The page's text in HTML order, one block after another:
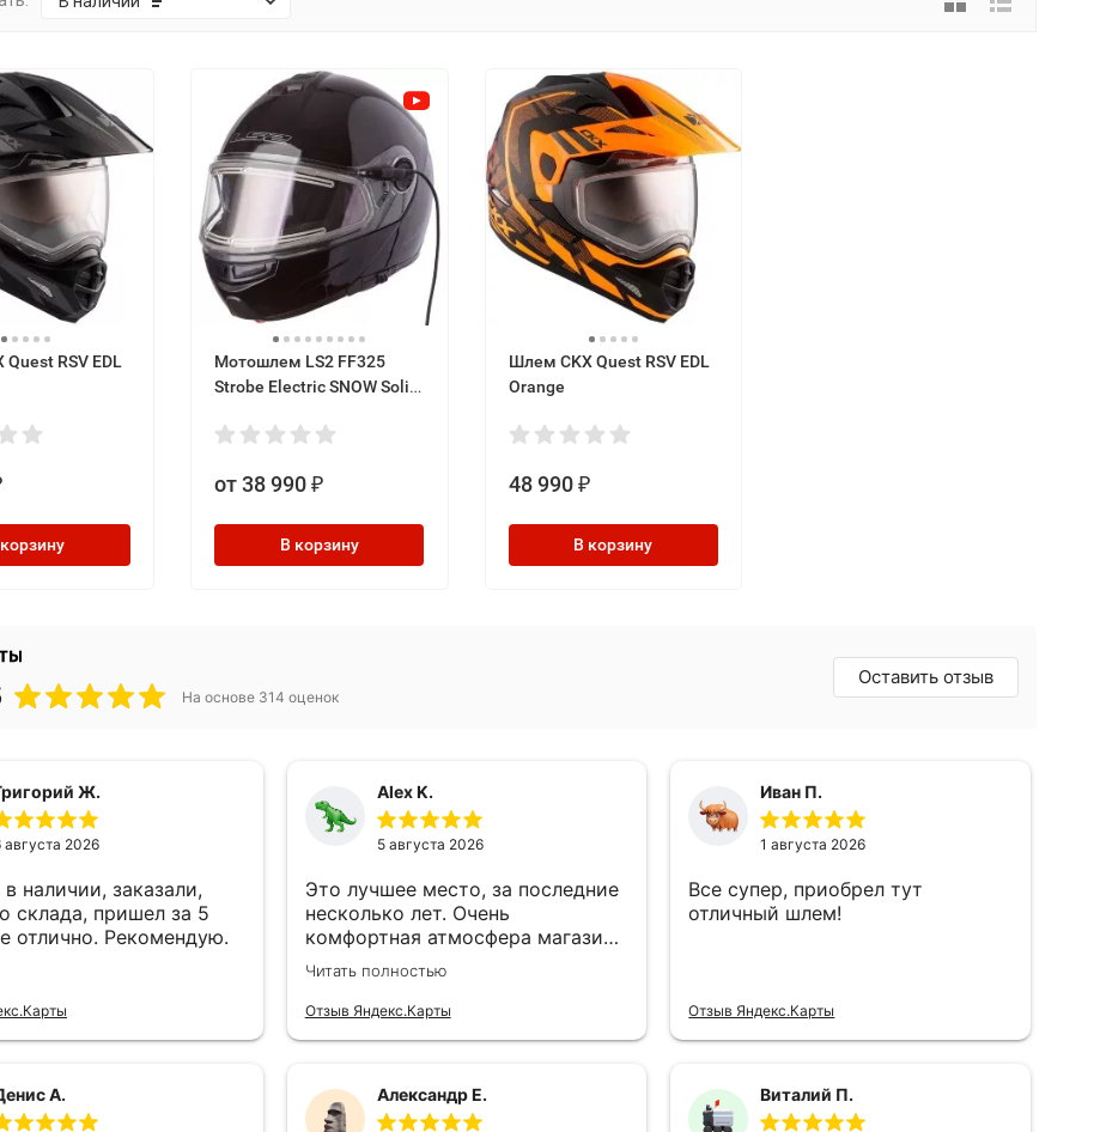
RSV EDL
Мотошлем LS2 FF325
Strobe Electric SNOW Solid
Черный
от 38 990 ₽
В корзину
Шлем CKX Quest RSV EDL
Orange
48 990 ₽
В корзину